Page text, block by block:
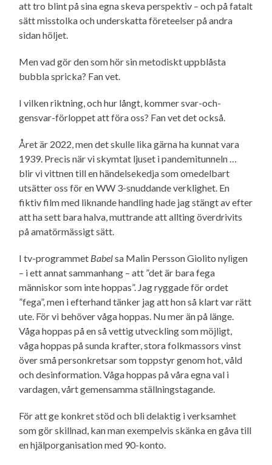
att tro blint på sina egna skeva perspektiv – och på fatalt
sätt misstolka och underskatta företeelser på andra
sidan höljet.
Men vad gör den som hör sin metodiskt uppblåsta
bubbla spricka? Fan vet.
I vilken riktning, och hur långt, kommer svar-och-
gensvar-förloppet att föra oss? Fan vet det också.
Året är 2022, men det skulle lika gärna ha kunnat vara
1939. Precis när vi skymtat ljuset i pandemi­tunneln …
blir vi vittnen till en händelsekedja som omedelbart
utsätter oss för en WW 3-snuddande verklighet. En
fiktiv film med liknande handling hade jag stängt av efter
att ha sett bara halva, muttrande att allting överdrivits
på amatörmässigt sätt.
I tv-programmet Babelsa Malin Persson Giolito nyligen
– i ett annat sammanhang – att ”det är bara fega
människor som inte hoppas”. Jag ryggade för ordet
”fega”, men i efterhand tänker jag att hon så klart var rätt
ute. För vi behöver våga hoppas. Nu mer än på länge.
Våga hoppas på en så vettig utveckling som möjligt,
våga hoppas på sunda krafter, stora folkmassors vinst
över små person­kretsar som toppstyr genom hot, våld
och desinformation. Våga hoppas på våra egna val i
vardagen, vårt gemensamma ställningstagande.
För att ge konkret stöd och bli delaktig i verksamhet
som gör skillnad, kan man exempelvis skänka en gåva till
en hjälporganisation med 90-konto.